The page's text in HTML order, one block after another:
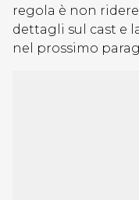
regola è non
dettagli sul cast e
nel prossimo